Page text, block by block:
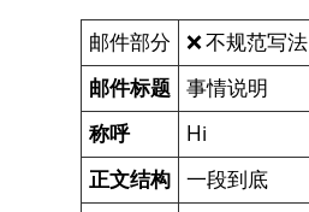
邮件部分 ❌ 不规范写法
邮件标题
事情说明
称呼
Hi
正文结构
一段到底